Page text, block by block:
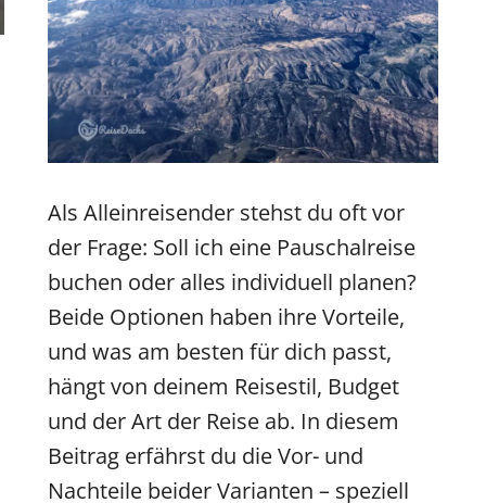
Als Alleinreisender stehst du oft vor
der Frage: Soll ich eine Pauschalreise
buchen oder alles individuell planen?
Beide Optionen haben ihre Vorteile,
und was am besten für dich passt,
hängt von deinem Reisestil, Budget
und der Art der Reise ab. In diesem
Beitrag erfährst du die Vor- und
Nachteile beider Varianten – speziell